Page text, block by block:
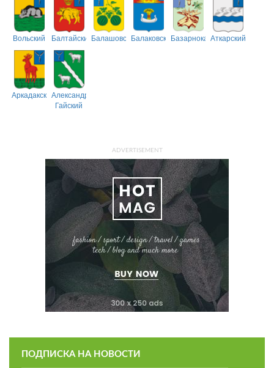
Вольский БалтайскийБалашовскийБалаковскийБазарнокарабулакский
Аткарский
АркадакскийАлександрово-
Гайский
ADVERTISEMENT
ПОДПИСКА НА НОВОСТИ